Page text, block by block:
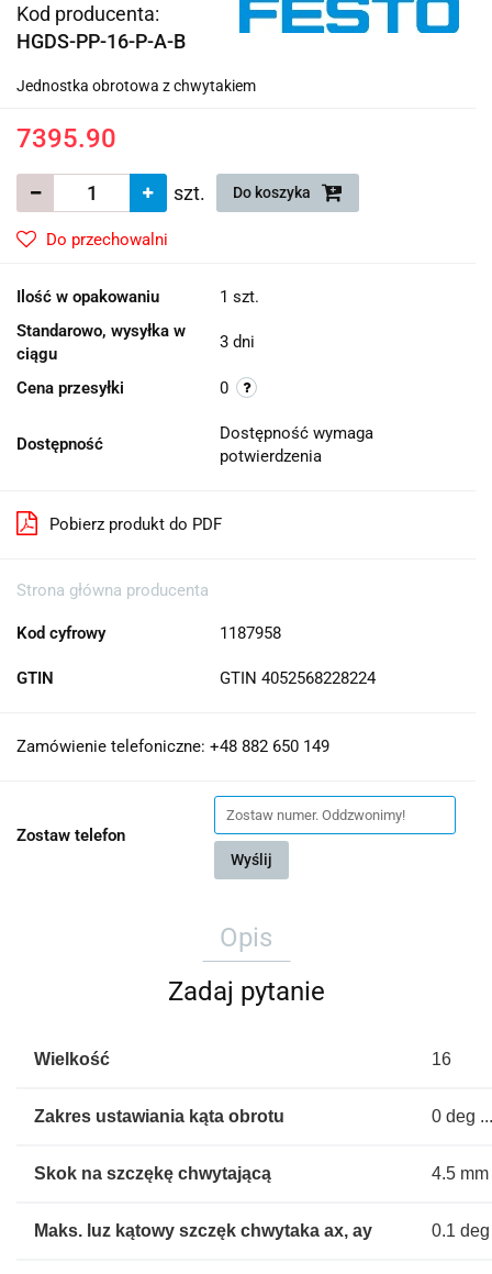
Kod producenta:
HGDS-PP-16-P-A-B
Jednostka obrotowa z chwytakiem
7395.90
szt. Do koszyka
Do przechowalni
Ilość w opakowaniu
1 szt.
Standarowo, wysyłka w
ciągu
3 dni
Cena przesyłki 0
Dostępność
Dostępność wymaga
potwierdzenia
Pobierz produkt do PDF
Strona główna producenta
Kod cyfrowy 1187958
GTIN GTIN 4052568228224
Zamówienie telefoniczne: +48 882 650 149
Zostaw telefon
Wyślij
Opis
Zadaj pytanie
Wielkość 16
Zakres ustawiania kąta obrotu 0 deg
Skok na szczękę chwytającą 4.5 mm
Maks. luz kątowy szczęk chwytaka ax, ay 0.1 deg